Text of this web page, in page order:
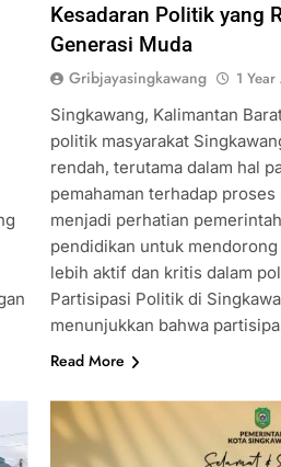
Kesadaran Politik yang
Generasi Muda
Gribjayasingkawang 1
Singkawang, Kalimantan
politik masyarakat
rendah, terutama dalam hal
pemahaman terhadap
menjadi perhatian
pendidikan untuk
lebih aktif dan kritis dalam
Partisipasi Politik di
menunjukkan bahwa
Read More